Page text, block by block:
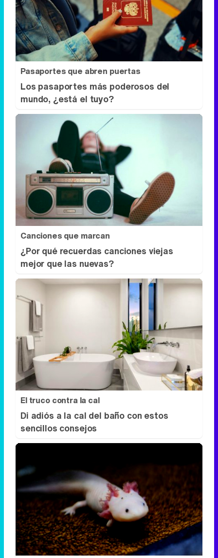
Pasaportes que abren puertas
Los pasaportes más poderosos del
mundo, ¿está el tuyo?
Canciones que marcan
¿Por qué recuerdas canciones viejas
mejor que las nuevas?
El truco contra la cal
Di adiós a la cal del baño con estos
sencillos consejos
¿Sabías que existen?
Estas criaturas existen y parecen
sacadas de otro planeta